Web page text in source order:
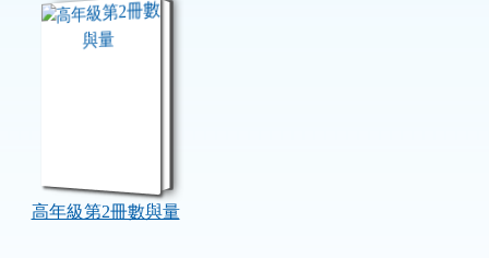
book:高年級第2冊數與量
高年級第2冊數與量